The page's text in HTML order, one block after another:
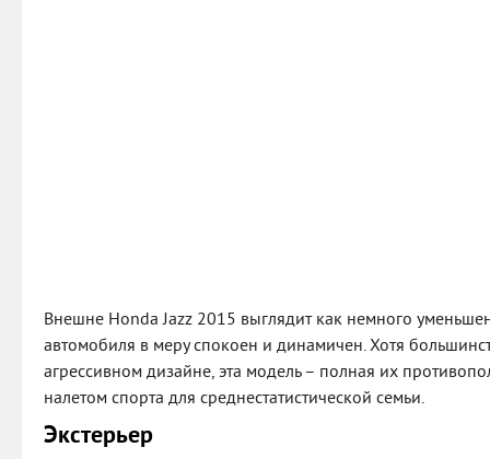
Внешне Honda Jazz 2015 выглядит как немного
автомобиля в меру спокоен и динамичен. Хотя
агрессивном дизайне, эта модель – полная их
налетом спорта для среднестатистической семьи.
Экстерьер